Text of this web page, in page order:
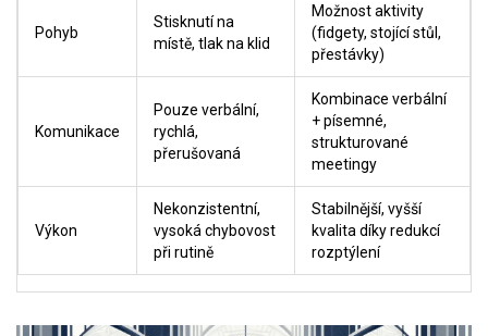
Pohyb
Stisknutí na
místě, tlak na klid
Možnost aktivity
(fidgety, stojící stůl,
přestávky)
Komunikace
Pouze verbální,
rychlá,
přerušovaná
Kombinace verbální
+ písemné,
strukturované
meetingy
Výkon
Nekonzistentní,
vysoká chybovost
při rutině
Stabilnější, vyšší
kvalita díky redukcí
rozptýlení